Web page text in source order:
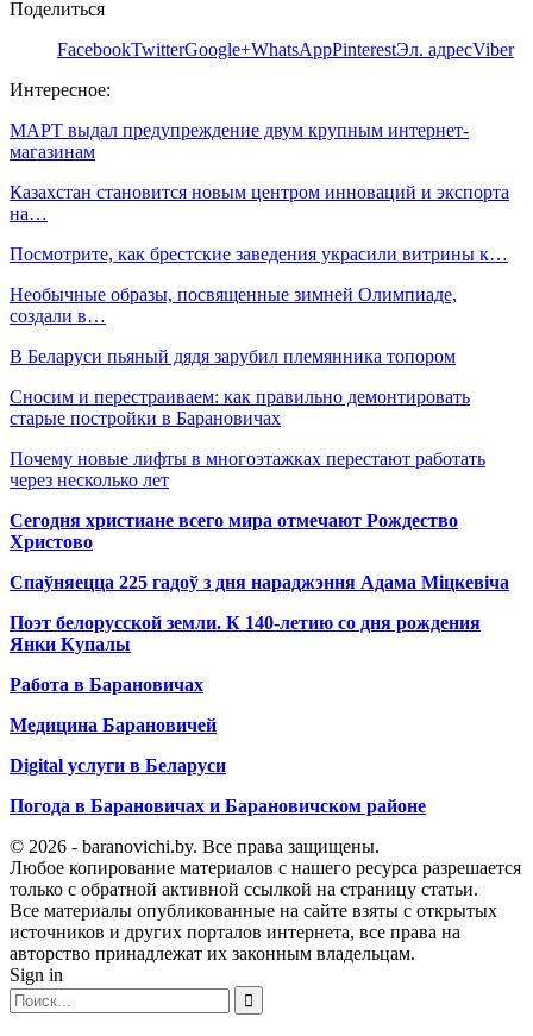
Поделиться
FacebookTwitterGoogle+WhatsAppPinterestЭл. адресViber
Интересное:
МАРТ выдал предупреждение двум крупным интернет-
магазинам
Казахстан становится новым центром инноваций и экспорта
на…
Посмотрите, как брестские заведения украсили витрины к…
Необычные образы, посвященные зимней Олимпиаде,
создали в…
В Беларуси пьяный дядя зарубил племянника топором
Сносим и перестраиваем: как правильно демонтировать
старые постройки в Барановичах
Почему новые лифты в многоэтажках перестают работать
через несколько лет
Сегодня христиане всего мира отмечают Рождество
Христово
Спаўняецца 225 гадоў з дня нараджэння Адама Міцкевіча
Поэт белорусской земли. К 140-летию со дня рождения
Янки Купалы
Работа в Барановичах
Медицина Барановичей
Digital услуги в Беларуси
Погода в Барановичах и Барановичском районе
© 2026 - baranovichi.by. Все права защищены.
Любое копирование материалов с нашего ресурса разрешается
только с обратной активной ссылкой на страницу статьи.
Все материалы опубликованные на сайте взяты с открытых
источников и других порталов интернета, все права на
авторство принадлежат их законным владельцам.
Sign in